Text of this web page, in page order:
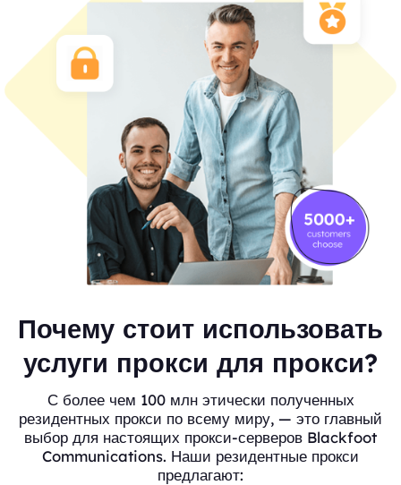
Почему стоит использовать
услуги прокси для прокси?
С более чем 100 млн этически полученных
резидентных прокси по всему миру, — это главный
выбор для настоящих прокси-серверов Blackfoot
Communications. Наши резидентные прокси
предлагают: